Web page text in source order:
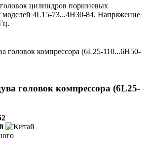
цилиндров поршневых
моделей 4L15-73...4H30-84. Напряжение
головок компрессора (6L25-